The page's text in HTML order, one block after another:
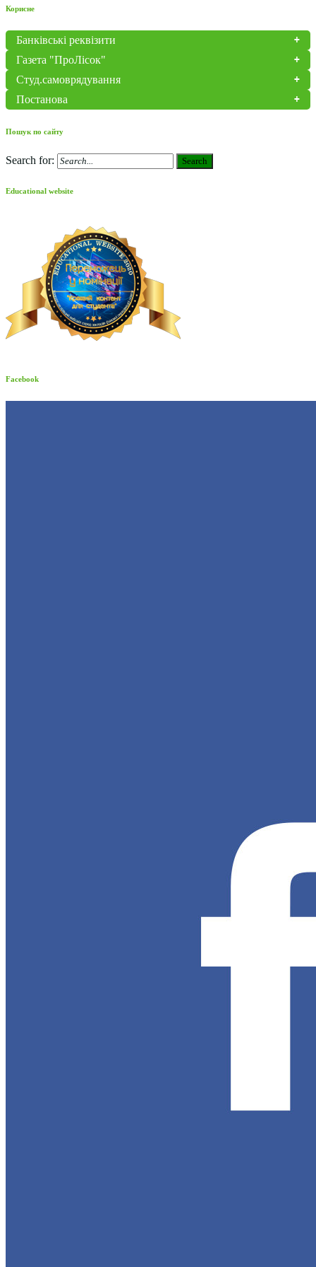
Корисне
Банківські реквізити
Газета "ПроЛісок"
Студ.самоврядування
Постанова
Пошук по сайту
Search for: Search
Educational website
Facebook